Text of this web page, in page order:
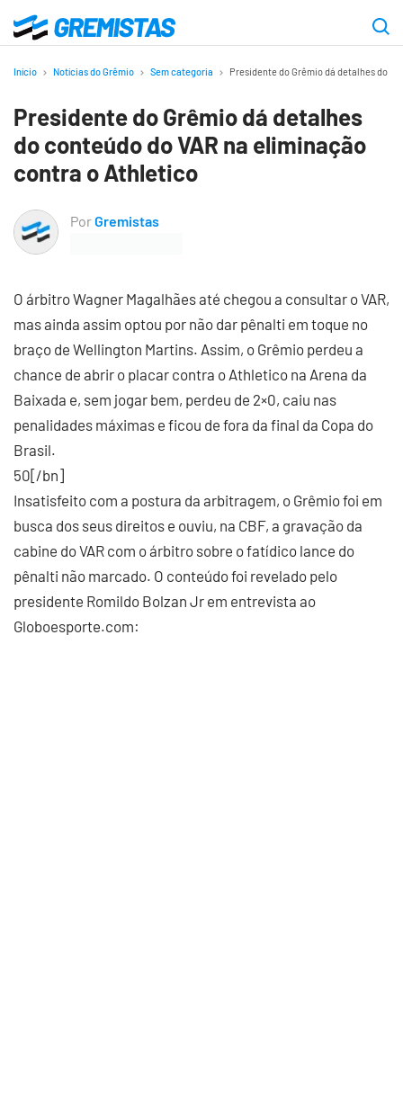
para
principal
Gremistas
Início Notícias do Grêmio Sem categoria Presidente do Grêmio dá detalhes do
Presidente do Grêmio dá detalhes
do conteúdo do VAR na eliminação
contra o Athletico
PorGremistas
O árbitro Wagner Magalhães até chegou a consultar o VAR,
mas ainda assim optou por não dar pênalti em toque no
braço de Wellington Martins. Assim, o Grêmio perdeu a
chance de abrir o placar contra o Athletico na Arena da
Baixada e, sem jogar bem, perdeu de 2×0, caiu nas
penalidades máximas e ficou de fora da final da Copa do
Brasil.
50[/bn]
Insatisfeito com a postura da arbitragem, o Grêmio foi em
busca dos seus direitos e ouviu, na CBF, a gravação da
cabine do VAR com o árbitro sobre o fatídico lance do
pênalti não marcado. O conteúdo foi revelado pelo
presidente Romildo Bolzan Jr em entrevista ao
Globoesporte.com: